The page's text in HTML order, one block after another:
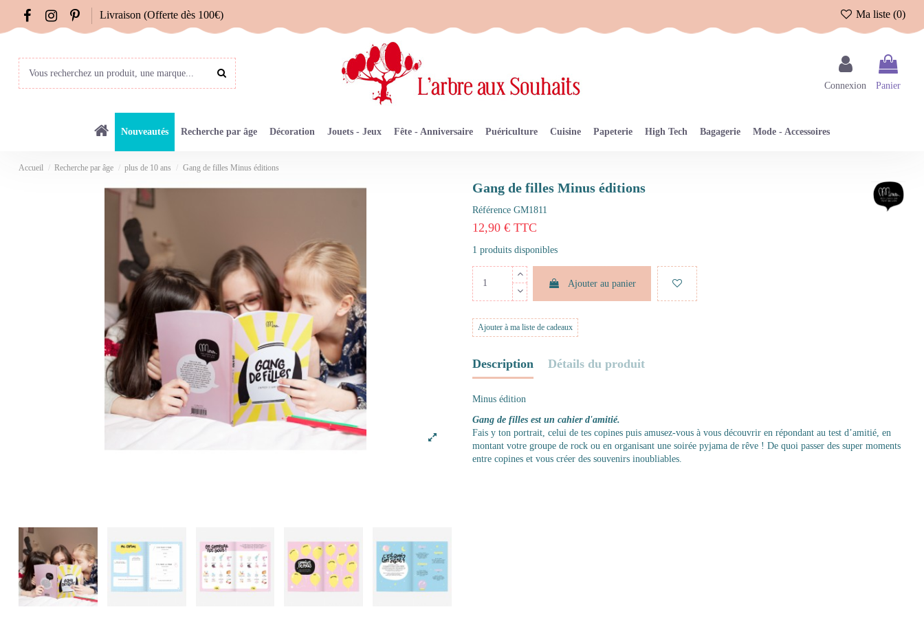
Livraison (Offerte dès 100€) Ma liste (0)
Connexion Panier
Nouveautés Recherche par âge Décoration Jouets - Jeux Fête - Anniversaire Puériculture Cuisine Papeterie High Tech Bagagerie Mode - Accessoires
Accueil Recherche par âge plus de 10 ans Gang de filles Minus éditions
Gang de filles Minus éditions
Référence GM1811
12,90 € TTC
1 produits disponibles
Ajouter au panier
Ajouter à ma liste de cadeaux
Description Détails du produit
Minus édition
Gang de filles est un cahier d'amitié.
Fais y ton portrait, celui de tes copines puis amusez-vous à vous découvrir en répondant au test d’amitié, en
montant votre groupe de rock ou en organisant une soirée pyjama de rêve ! De quoi passer des super moments
entre copines et vous créer des souvenirs inoubliables.